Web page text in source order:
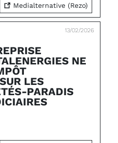
Medialternative (Rezo)
13/02/2026
NE
LES
PARADIS